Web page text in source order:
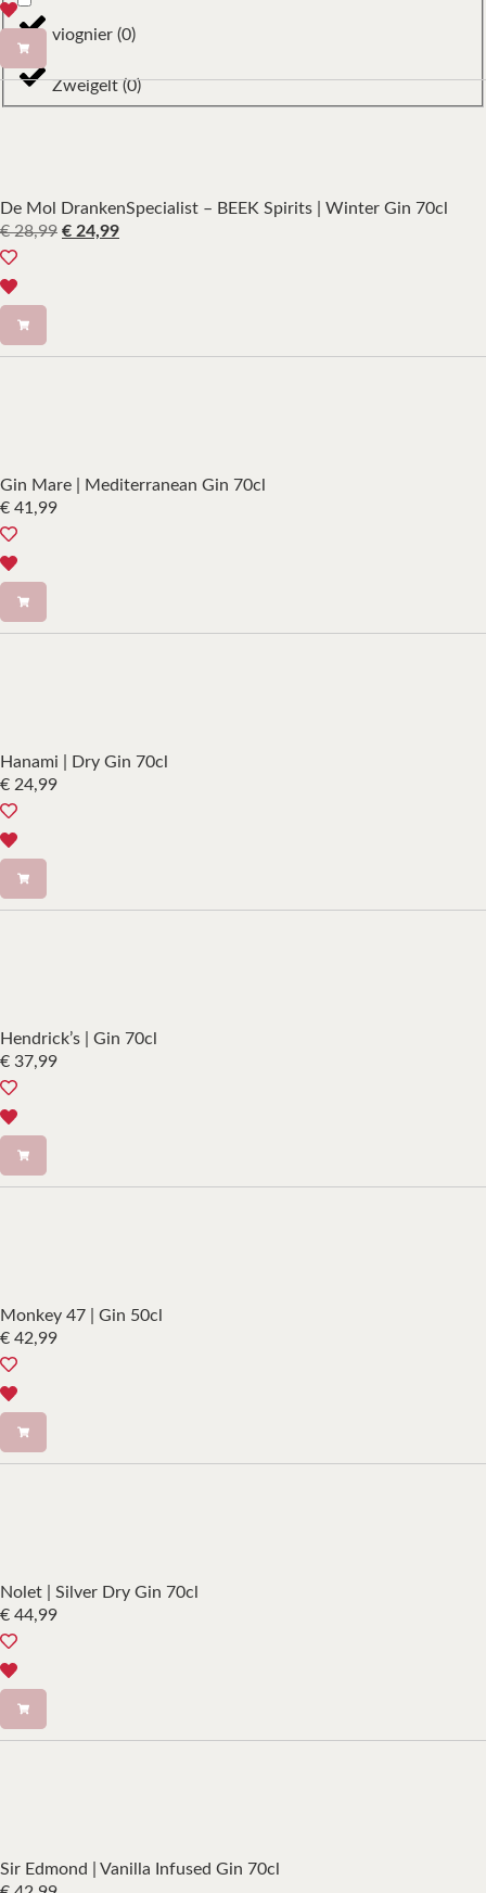
viognier (0)
Zweigelt(0)
De Mol DrankenSpecialist – BEEK Spirits | Winter Gin 70cl
€28,99 € 24,99
Gin Mare | Mediterranean Gin 70cl
€ 41,99
Hanami | Dry Gin 70cl
€ 24,99
Hendrick’s | Gin 70cl
€ 37,99
Monkey 47 | Gin 50cl
€ 42,99
Nolet | Silver Dry Gin 70cl
€ 44,99
Sir Edmond | Vanilla Infused Gin 70cl